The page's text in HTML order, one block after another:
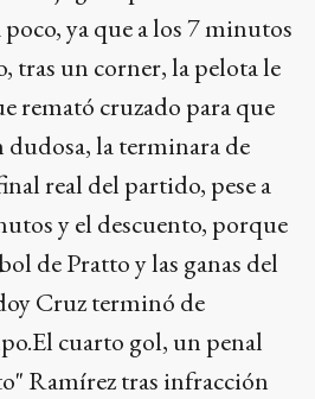
ya que a los 7 minutos
tras un corner, la pelota le
remató cruzado para que
dudosa, la terminara de
real del partido, pese a
y el descuento, porque
de Pratto y las ganas del
Cruz terminó de
cuarto gol, un penal
Ramírez tras infracción